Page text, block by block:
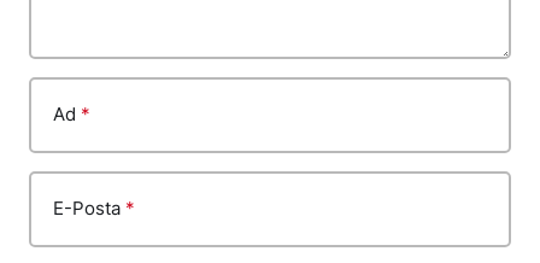
Ad *
E-Posta *